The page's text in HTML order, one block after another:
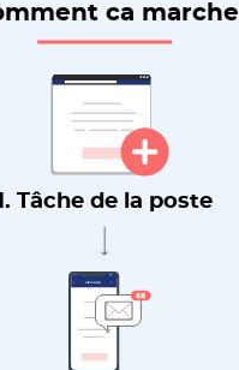
ca marche
Tâche de la poste